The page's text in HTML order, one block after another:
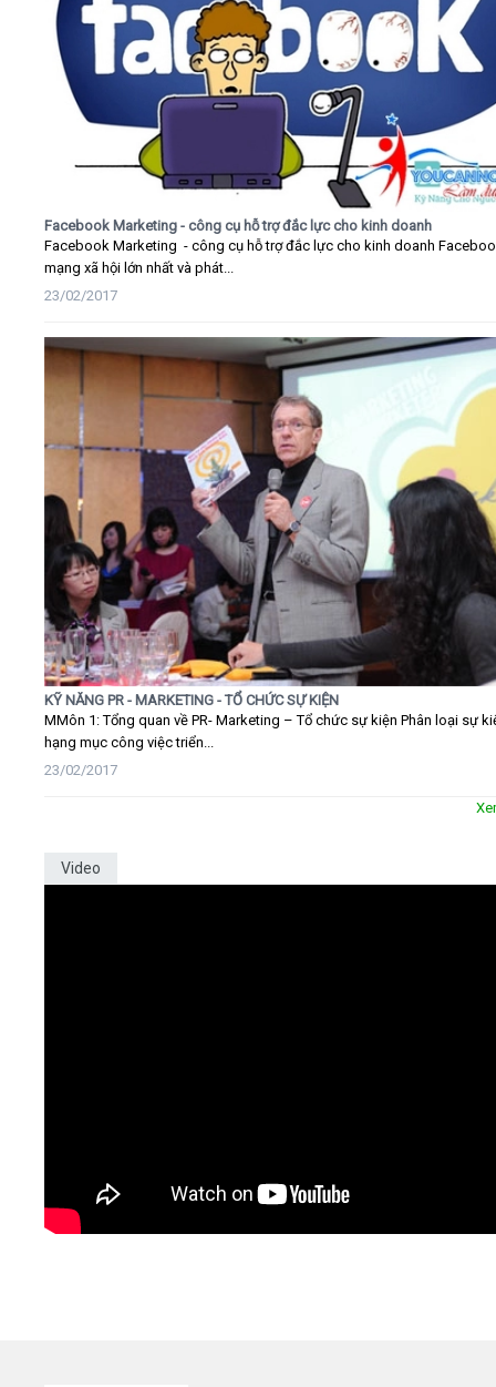
Facebook Marketing - công cụ hỗ trợ đắc lực cho kinh doanh
Facebook Marketing - công cụ hỗ trợ đắc lực cho kinh doanh
mạng xã hội lớn nhất và phát...
23/02/2017
KỸ NĂNG PR - MARKETING - TỔ CHỨC SỰ KIỆN
MMôn 1: Tổng quan về PR- Marketing – Tổ chức sự kiện Phân loại sự
hạng mục công việc triển...
23/02/2017
Video